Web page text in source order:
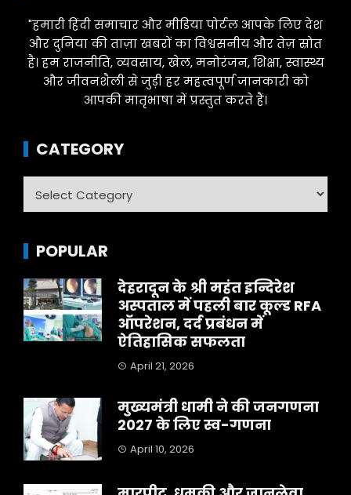
"हमारी हिंदी समाचार और मीडिया पोर्टल आपके लिए देश
और दुनिया की ताज़ा खबरों का विश्वसनीय और तेज़ स्रोत
है। हम राजनीति, व्यवसाय, खेल, मनोरंजन, शिक्षा, स्वास्थ्य
और जीवनशैली से जुड़ी हर महत्वपूर्ण जानकारी को
आपकी मातृभाषा में प्रस्तुत करते हैं।
CATEGORY
POPULAR
देहरादून के श्री महंत इन्दिरेश
अस्पताल में पहली बार कूल्ड RFA
ऑपरेशन, दर्द प्रबंधन में
ऐतिहासिक सफलता
April 21, 2026
मुख्यमंत्री धामी ने की जनगणना
2027 के लिए स्व-गणना
April 10, 2026